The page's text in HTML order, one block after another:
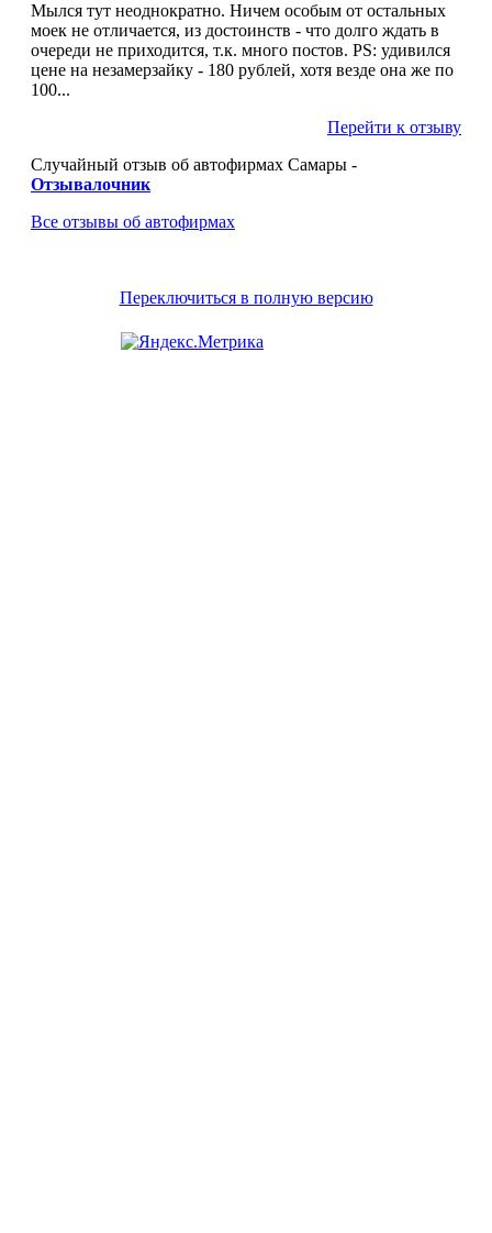
Мылся тут неоднократно. Ничем особым от остальных
моек не отличается, из достоинств - что долго ждать в
очереди не приходится, т.к. много постов. PS: удивился
цене на незамерзайку - 180 рублей, хотя везде она же по
100...
Перейти к отзыву
Случайный отзыв об автофирмах Самары -
Отзывалочник
Все отзывы об автофирмах
Переключиться в полную версию